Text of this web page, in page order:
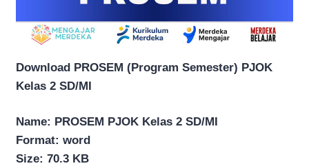
Download PROSEM (Program Semester) PJOK
Kelas 2 SD/MI
Name: PROSEM PJOK Kelas 2 SD/MI
Format: word
Size: 70.3 KB